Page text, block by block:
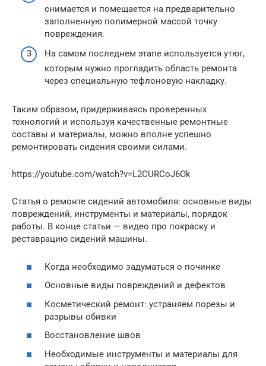
снимается и помещается на предварительно
заполненную полимерной массой точку
повреждения.
На самом последнем этапе используется утюг,
которым нужно прогладить область ремонта
через специальную тефлоновую накладку.
Таким образом, придерживаясь проверенных
технологий и используя качественные ремонтные
составы и материалы, можно вполне успешно
ремонтировать сидения своими силами.
https://youtube.com/watch?v=L2CURCoJ6Ok
Статья о ремонте сидений автомобиля: основные виды
повреждений, инструменты и материалы, порядок
работы. В конце статьи — видео про покраску и
реставрацию сидений машины.
Когда необходимо задуматься о починке
Основные виды повреждений и дефектов
Косметический ремонт: устраняем порезы и
разрывы обивки
Восстановление швов
Необходимые инструменты и материалы для